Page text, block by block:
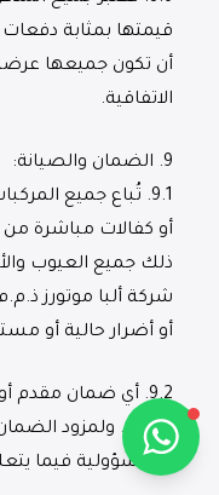
قيمتها بمثابة
أن تكون جميعها
الاتفاقية.
9. الضمان والصيانة:
9.1. تُباع جميع
أو كفالات مباشرة
ذلك جميع العيوب
شركة ألبا موتورز
أو أضرار حالية أو
9.2. أي ضمان مقدم
الثالث. ولمزود
والمسؤولية فيما
Alba Cars
مرحباً 👋
كيف يمكنني
تحدث